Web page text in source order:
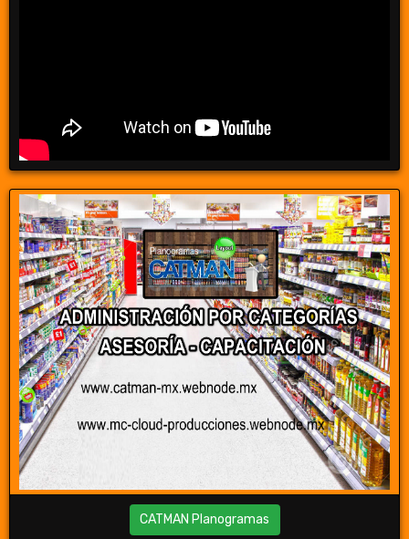
CATMAN Planogramas